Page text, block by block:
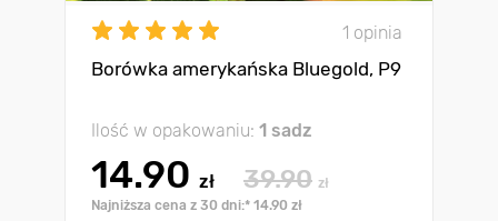
1 opinia
Borówka amerykańska Bluegold, P9
Ilość w opakowaniu: 1 sadz
14.90 zł 39.90 zł
Najniższa cena z 30 dni:* 14.90 zł